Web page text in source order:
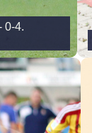
0-4.